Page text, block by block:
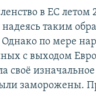
в ЕС летом
таким
по мере
с выходом
своё
заморожены.